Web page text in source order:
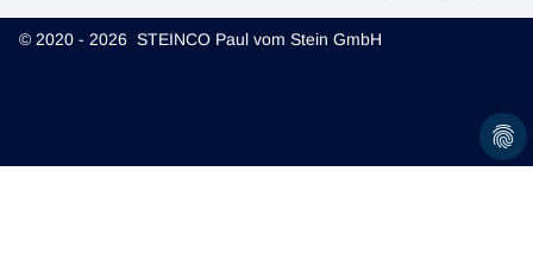
© 2020 - 2026 STEINCO Paul vom Stein GmbH